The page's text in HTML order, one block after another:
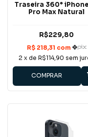
Traseira 360°
Pro Max Natural
R$229,80
2 x de R$114,90 sem
COMPRAR